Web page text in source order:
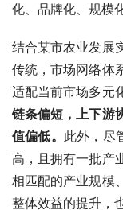
化、品牌化、规模
结合某市农业发展
传统，市场网络体
适配当前市场多元
链条偏短，上下游
值偏低。 此外，尽
高，且拥有一批产
相匹配的产业规模
整体效益的提升，